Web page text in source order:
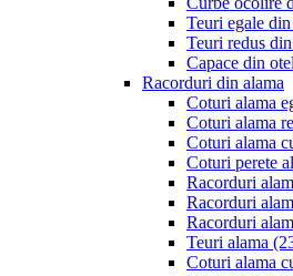
Teuri egale
Teuri redus
Capace din
Racorduri din alama
Coturi alama
Coturi alama
Coturi alama
Coturi perete
Racorduri
Racorduri
Racorduri
Teuri alama
Coturi alama